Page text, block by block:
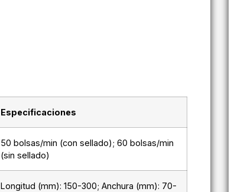
Especificaciones
50 bolsas/min (con sellado); 60 bolsas/min
(sin sellado)
Longitud (mm): 150-300; Anchura (mm): 70-